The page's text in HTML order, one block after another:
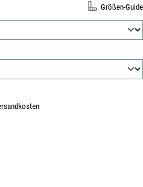
Größen-Guide
von 5 Sternen